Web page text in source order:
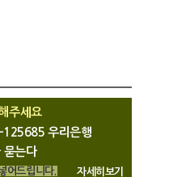
주세요
우리은행
묻는다
어드립니다. 자세히보기